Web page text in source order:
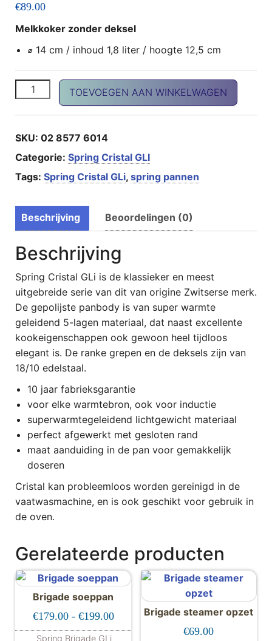
€89.00
Melkkoker zonder deksel
⌀ 14 cm / inhoud 1,8 liter / hoogte 12,5 cm
Cristal melkkoker aantal
TOEVOEGEN AAN WINKELWAGEN
SKU: 02 8577 6014
Categorie: Spring Cristal GLI
Tags: Spring Cristal GLi, spring pannen
Beschrijving Beoordelingen (0)
Beschrijving
Spring Cristal GLi is de klassieker en meest
uitgebreide serie van dit van origine Zwitserse merk.
De gepolijste panbody is van super warmte
geleidend 5-lagen materiaal, dat naast excellente
kookeigenschappen ook gewoon heel tijdloos
elegant is. De ranke grepen en de deksels zijn van
18/10 edelstaal.
10 jaar fabrieksgarantie
voor elke warmtebron, ook voor inductie
superwarmtegeleidend lichtgewicht materiaal
perfect afgewerkt met gesloten rand
maat aanduiding in de pan voor gemakkelijk
doseren
Cristal kan probleemloos worden gereinigd in de
vaatwasmachine, en is ook geschikt voor gebruik in
de oven.
Gerelateerde producten
Brigade soeppan
€179.00 - €199.00Prijsklasse: €179.00 tot €199.00
Spring Brigade GLi
Brigade steamer opzet
€69.00